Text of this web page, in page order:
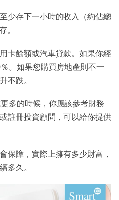
少存下一小時的收入（約佔總
。
卡餘額或汽車貸款。如果你經
。如果您購買房地產則不一
不跌。
多的時候，你應該參考財務
註冊投資顧問，可以給你提供
保障，實際上擁有多少財富，
多久。